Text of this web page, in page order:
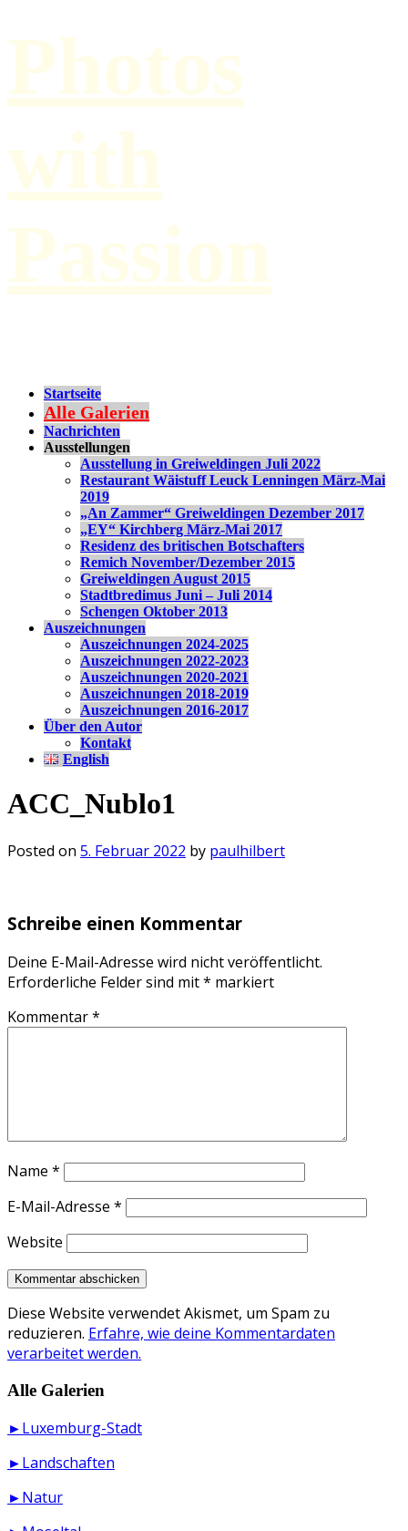
Photos
with
Passion
Startseite
Alle Galerien
Nachrichten
Ausstellungen
Ausstellung in Greiweldingen Juli 2022
Restaurant Wäistuff Leuck Lenningen März-Mai
2019
„An Zammer“ Greiweldingen Dezember 2017
„EY“ Kirchberg März-Mai 2017
Residenz des britischen Botschafters
Remich November/Dezember 2015
Greiweldingen August 2015
Stadtbredimus Juni – Juli 2014
Schengen Oktober 2013
Auszeichnungen
Auszeichnungen 2024-2025
Auszeichnungen 2022-2023
Auszeichnungen 2020-2021
Auszeichnungen 2018-2019
Auszeichnungen 2016-2017
Über den Autor
Kontakt
English
ACC_Nublo1
Posted on 5. Februar 2022 by paulhilbert
Schreibe einen Kommentar
Deine E-Mail-Adresse wird nicht veröffentlicht.
Erforderliche Felder sind mit* markiert
Kommentar*
Name *
E-Mail-Adresse *
Website
Diese Website verwendet Akismet, um Spam zu
reduzieren. Erfahre, wie deine Kommentardaten
verarbeitet werden.
Alle Galerien
►Luxemburg-Stadt
►Landschaften
►Natur